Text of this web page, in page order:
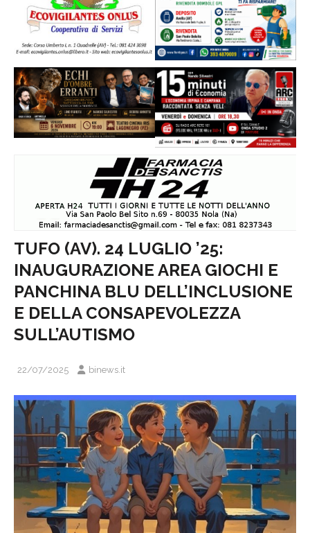
TUFO (AV). 24 LUGLIO ’25:
INAUGURAZIONE AREA GIOCHI E
PANCHINA BLU DELL’INCLUSIONE
E DELLA CONSAPEVOLEZZA
SULL’AUTISMO
22/07/2025 binews.it